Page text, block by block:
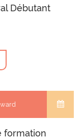
Débutant
formation